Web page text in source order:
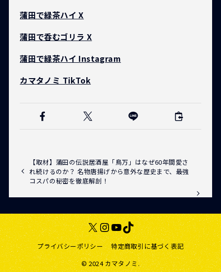
蒲田で緑茶ハイ X
蒲田で呑むゴリラ X
蒲田で緑茶ハイ Instagram
カマタノミ TikTok
【取材】蒲田の伝説居酒屋「鳥万」はなぜ60年間愛さ
れ続けるのか？ 名物唐揚げから意外な歴史まで、最強
コスパの秘密を徹底解剖！
X Instagram
YouTube
TikTok
プライバシーポリシー
特定商取引に基づく表記
© 2024 カマタノミ.